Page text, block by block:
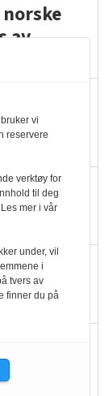
av
sin
melk
vi
reservere
verktøy for
til deg
mer i vår
under, vil
i
tvers av
finner du på